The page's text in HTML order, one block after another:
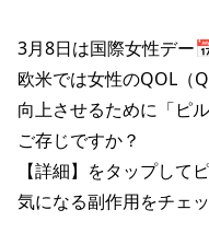
3月8日は国際女性デー
欧米では女性のQOL（
向上させるために「ピ
ご存じですか？
【詳細】をタップして
気になる副作用をチェ